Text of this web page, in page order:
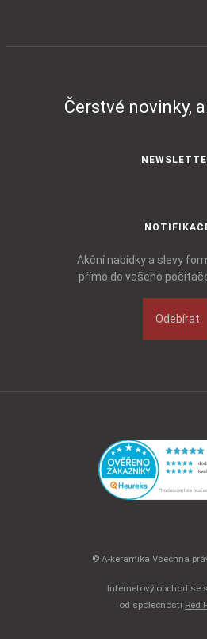
Čerstvé novinky,
Akční nabídky a slevy
přímo do vašeho
Odebírat
© A-keramika Všechna
Internetový obchod se
od společnosti Red